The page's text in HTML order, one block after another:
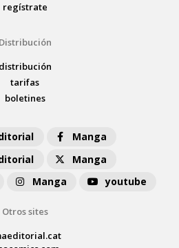
regístrate
Distribución
distribución
tarifas
boletines
Manga
Manga
Manga youtube
Otros sites